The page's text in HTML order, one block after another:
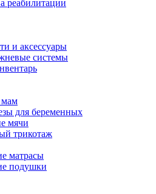
реабилитации
и аксессуары
системы
мам
для беременных
мячи
трикотаж
матрасы
подушки